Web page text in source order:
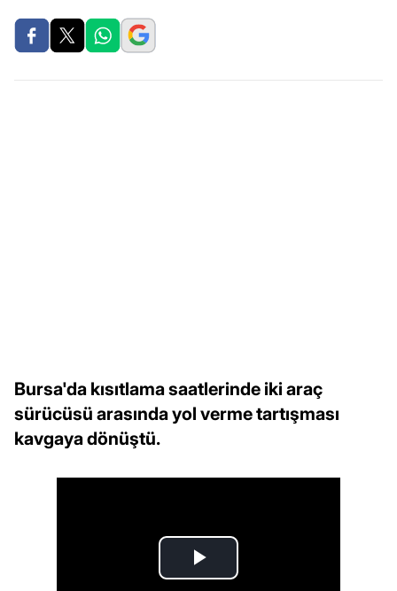
Bursa'da kısıtlama saatlerinde iki araç
sürücüsü arasında yol verme tartışması
kavgaya dönüştü.